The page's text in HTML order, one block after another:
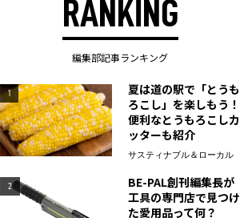
RANKING
編集部記事ランキング
1
夏は道の駅で「とうも
ろこし」を楽しもう！
便利なとうもろこしカ
ッターも紹介
サスティナブル＆ローカル
2
BE-PAL創刊編集長が
工具の専門店で見つけ
た愛用品って何？